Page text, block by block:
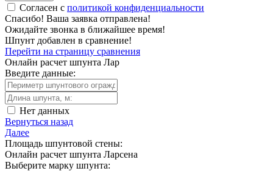
Согласен с политикой конфиденциальности
Спасибо! Ваша заявка отправлена!
Ожидайте звонка в ближайшее время!
Шпунт добавлен в сравнение!
Перейти на страницу сравнения
Онлайн расчет шпунта Лар
Введите данные:
Нет данных
Вернуться назад
Далее
Площадь шпунтовой стены:
Онлайн расчет шпунта Ларсена
Выберите марку шпунта: